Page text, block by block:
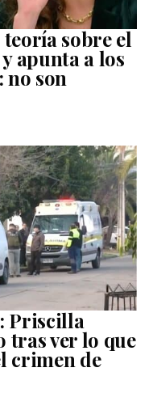
sobre el
apunta a los
no son
Priscilla
tras ver lo que
crimen de